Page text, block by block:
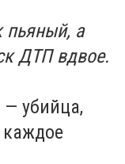
а
ДТП вдвое.
убийца,